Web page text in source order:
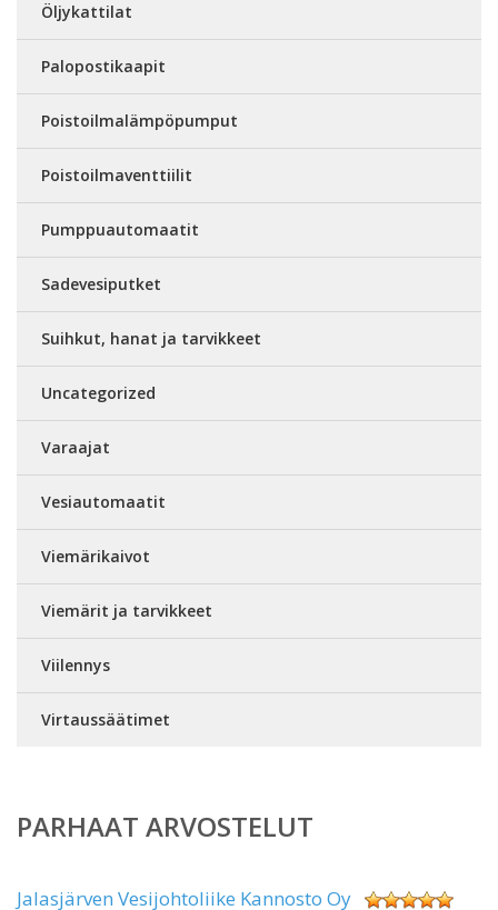
Öljykattilat
Palopostikaapit
Poistoilmalämpöpumput
Poistoilmaventtiilit
Pumppuautomaatit
Sadevesiputket
Suihkut, hanat ja tarvikkeet
Uncategorized
Varaajat
Vesiautomaatit
Viemärikaivot
Viemärit ja tarvikkeet
Viilennys
Virtaussäätimet
PARHAAT ARVOSTELUT
Jalasjärven Vesijohtoliike Kannosto Oy